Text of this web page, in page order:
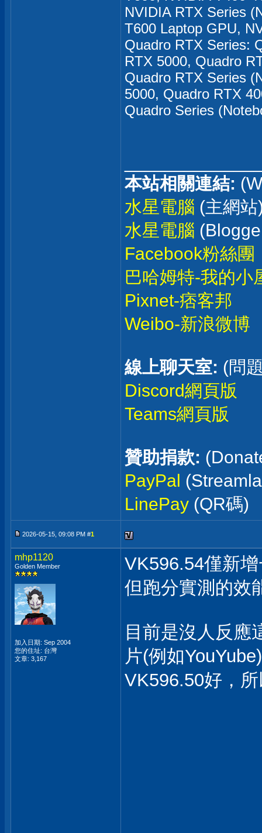
NVIDIA RTX Series
T600 Laptop GPU,
Quadro RTX Series:
RTX 5000, Quadro
Quadro RTX Series
5000, Quadro RTX
Quadro Series
本站相關連結:
水星電腦 (主網站
水星電腦
Facebook粉絲團
巴哈姆特-我的小
Pixnet-痞客邦
Weibo-新浪微博
線上聊天室: (問
Discord網頁版
Teams網頁版
贊助捐款:
PayPal
LinePay (QR碼)
2026-05-15, 09:08 PM #1
mhp1120
Golden Member
加入日期: Sep 2004
您的住址: 台灣
文章: 3,167
VK596.54僅新
但跑分實測的效
目前是沒人反應
片(例如
VK596.50好，